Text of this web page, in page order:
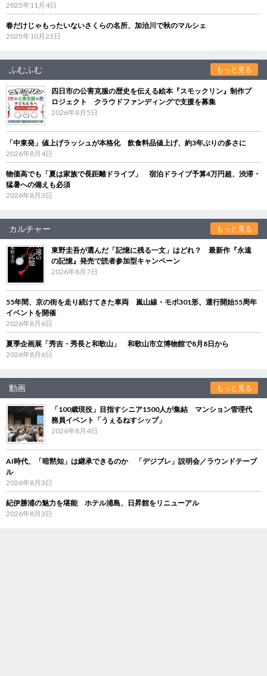
2025年11月4日
春だけじゃもったいないさくらの名所、加治川で秋のマルシェ
2025年10月23日
ふむふむ もっと見る
四日市の公害克服の歴史を伝える絵本『スモックリン』制作プ
ロジェクト クラウドファンディングで支援を募集
2026年8月5日
「中東発」値上げラッシュが本格化 飲食料品値上げ、約3年ぶりの多さに
2026年8月4日
物価高でも「夏は家族で長距離ドライブ」 宿泊ドライブ予算4万円超、渋滞・
猛暑への備えも必須
2026年8月3日
カルチャー もっと見る
東野圭吾が選んだ「記憶に残る一文」はどれ？ 最新作『永遠
の記憶』発売で読者参加型キャンペーン
2026年8月7日
55年間、京の街を走り続けてきた車両 嵐山線・モボ301形、運行開始55周年
イベントを開催
2026年8月6日
夏季企画展「秀吉・秀長と和歌山」 和歌山市立博物館で8月8日から
2026年8月6日
動画 もっと見る
「100歳現役」目指すシニア1500人が集結 マンション管理代
務員イベント「うぇるねすシップ」
2026年8月4日
AI時代、「暗黙知」は継承できるのか 「デジブレ」説明会／ラウンドテーブ
ル
2026年8月3日
紀伊勝浦の魅力を堪能 ホテル浦島、日昇館をリニューアル
2026年8月3日